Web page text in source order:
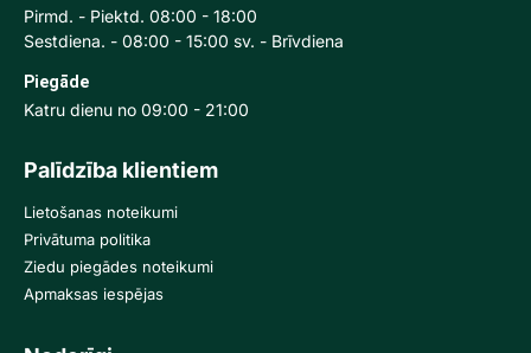
Pirmd. - Piektd. 08:00 - 18:00
Sestdiena. - 08:00 - 15:00 sv. - Brīvdiena
Piegāde
Katru dienu no 09:00 - 21:00
Palīdzība klientiem
Lietošanas noteikumi
Privātuma politika
Ziedu piegādes noteikumi
Apmaksas iespējas